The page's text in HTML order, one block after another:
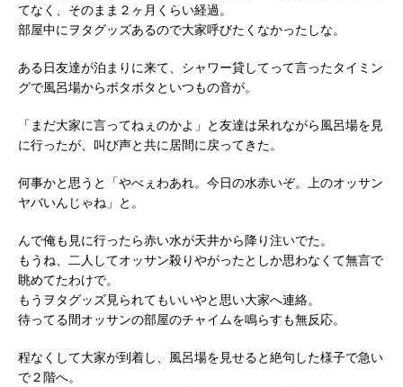
てなく、そのまま２ヶ月くらい経過。
部屋中にヲタグッズあるので大家呼びたくなかったしな。
ある日友達が泊まりに来て、シャワー貸してって言ったタイミン
グで風呂場からボタボタといつもの音が。
「まだ大家に言ってねぇのかよ」と友達は呆れながら風呂場を見
に行ったが、叫び声と共に居間に戻ってきた。
何事かと思うと「やべぇわあれ。今日の水赤いぞ。上のオッサン
ヤバいんじゃね」と。
んで俺も見に行ったら赤い水が天井から降り注いでた。
もうね、二人してオッサン殺りやがったとしか思わなくて無言で
眺めてたわけで。
もうヲタグッズ見られてもいいやと思い大家へ連絡。
待ってる間オッサンの部屋のチャイムを鳴らすも無反応。
程なくして大家が到着し、風呂場を見せると絶句した様子で急い
で２階へ。